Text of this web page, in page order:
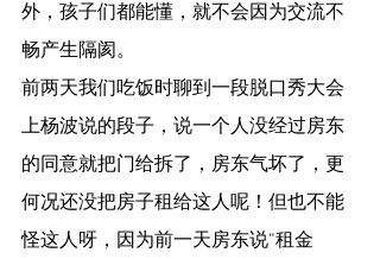
外，孩子们都能懂，就不会因为交流不
畅产生隔阂。
前两天我们吃饭时聊到一段脱口秀大会
上杨波说的段子，说一个人没经过房东
的同意就把门给拆了，房东气坏了，更
何况还没把房子租给这人呢！但也不能
怪这人呀，因为前一天房东说“租金